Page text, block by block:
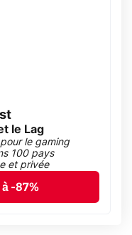
le Lag
le gaming
100 pays
et privée
-87%